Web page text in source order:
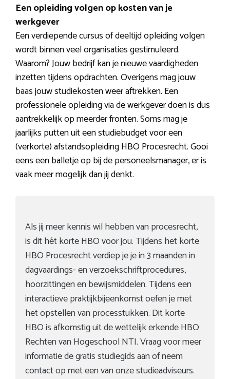
Een opleiding volgen op kosten van je
werkgever
Een verdiepende cursus of deeltijd opleiding volgen
wordt binnen veel organisaties gestimuleerd.
Waarom? Jouw bedrijf kan je nieuwe vaardigheden
inzetten tijdens opdrachten. Overigens mag jouw
baas jouw studiekosten weer aftrekken. Een
professionele opleiding via de werkgever doen is dus
aantrekkelijk op meerder fronten. Soms mag je
jaarlijks putten uit een studiebudget voor een
(verkorte) afstandsopleiding HBO Procesrecht. Gooi
eens een balletje op bij de personeelsmanager, er is
vaak meer mogelijk dan jij denkt.
Als jij meer kennis wil hebben van procesrecht,
is dit hét korte HBO voor jou. Tijdens het korte
HBO Procesrecht verdiep je je in 3 maanden in
dagvaardings- en verzoekschriftprocedures,
hoorzittingen en bewijsmiddelen. Tijdens een
interactieve praktijkbijeenkomst oefen je met
het opstellen van processtukken. Dit korte
HBO is afkomstig uit de wettelijk erkende HBO
Rechten van Hogeschool NTI. Vraag voor meer
informatie de gratis studiegids aan of neem
contact op met een van onze studieadviseurs.